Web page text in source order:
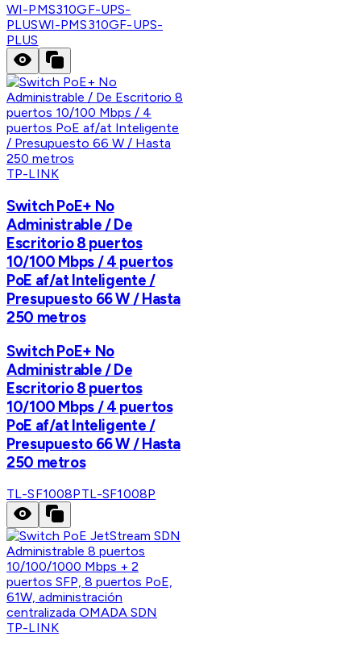
WI-PMS310GF-UPS-
PLUSWI-PMS310GF-UPS-
PLUS
TP-LINK
Switch PoE+ No
Administrable / De
Escritorio 8 puertos
10/100 Mbps / 4 puertos
PoE af/at Inteligente /
Presupuesto 66 W / Hasta
250 metros
Switch PoE+ No
Administrable / De
Escritorio 8 puertos
10/100 Mbps / 4 puertos
PoE af/at Inteligente /
Presupuesto 66 W / Hasta
250 metros
TL-SF1008PTL-SF1008P
TP-LINK